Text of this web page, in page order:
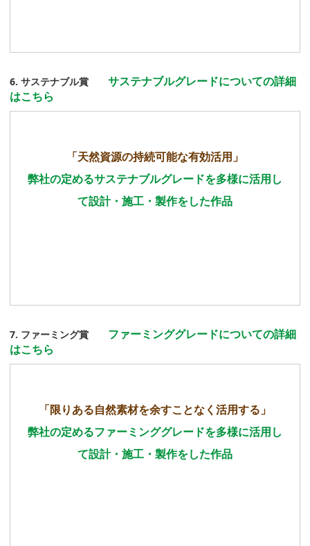
6. サステナブル賞 サステナブルグレードについての詳細
はこちら
「天然資源の持続可能な有効活用」
弊社の定めるサステナブルグレードを多様に活用し
て設計・施工・製作をした作品
7. ファーミング賞 ファーミンググレードについての詳細
はこちら
「限りある自然素材を余すことなく活用する」
弊社の定めるファーミンググレードを多様に活用し
て設計・施工・製作をした作品